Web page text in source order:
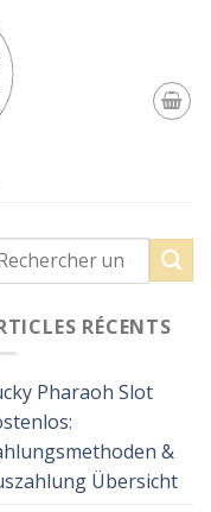
RÉCENTS
Pharaoh Slot
&
Übersicht